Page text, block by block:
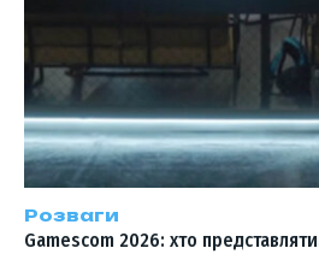
Розваги
Gamescom 2026: хто